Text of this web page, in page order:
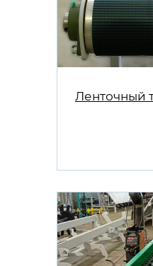
Ленточный